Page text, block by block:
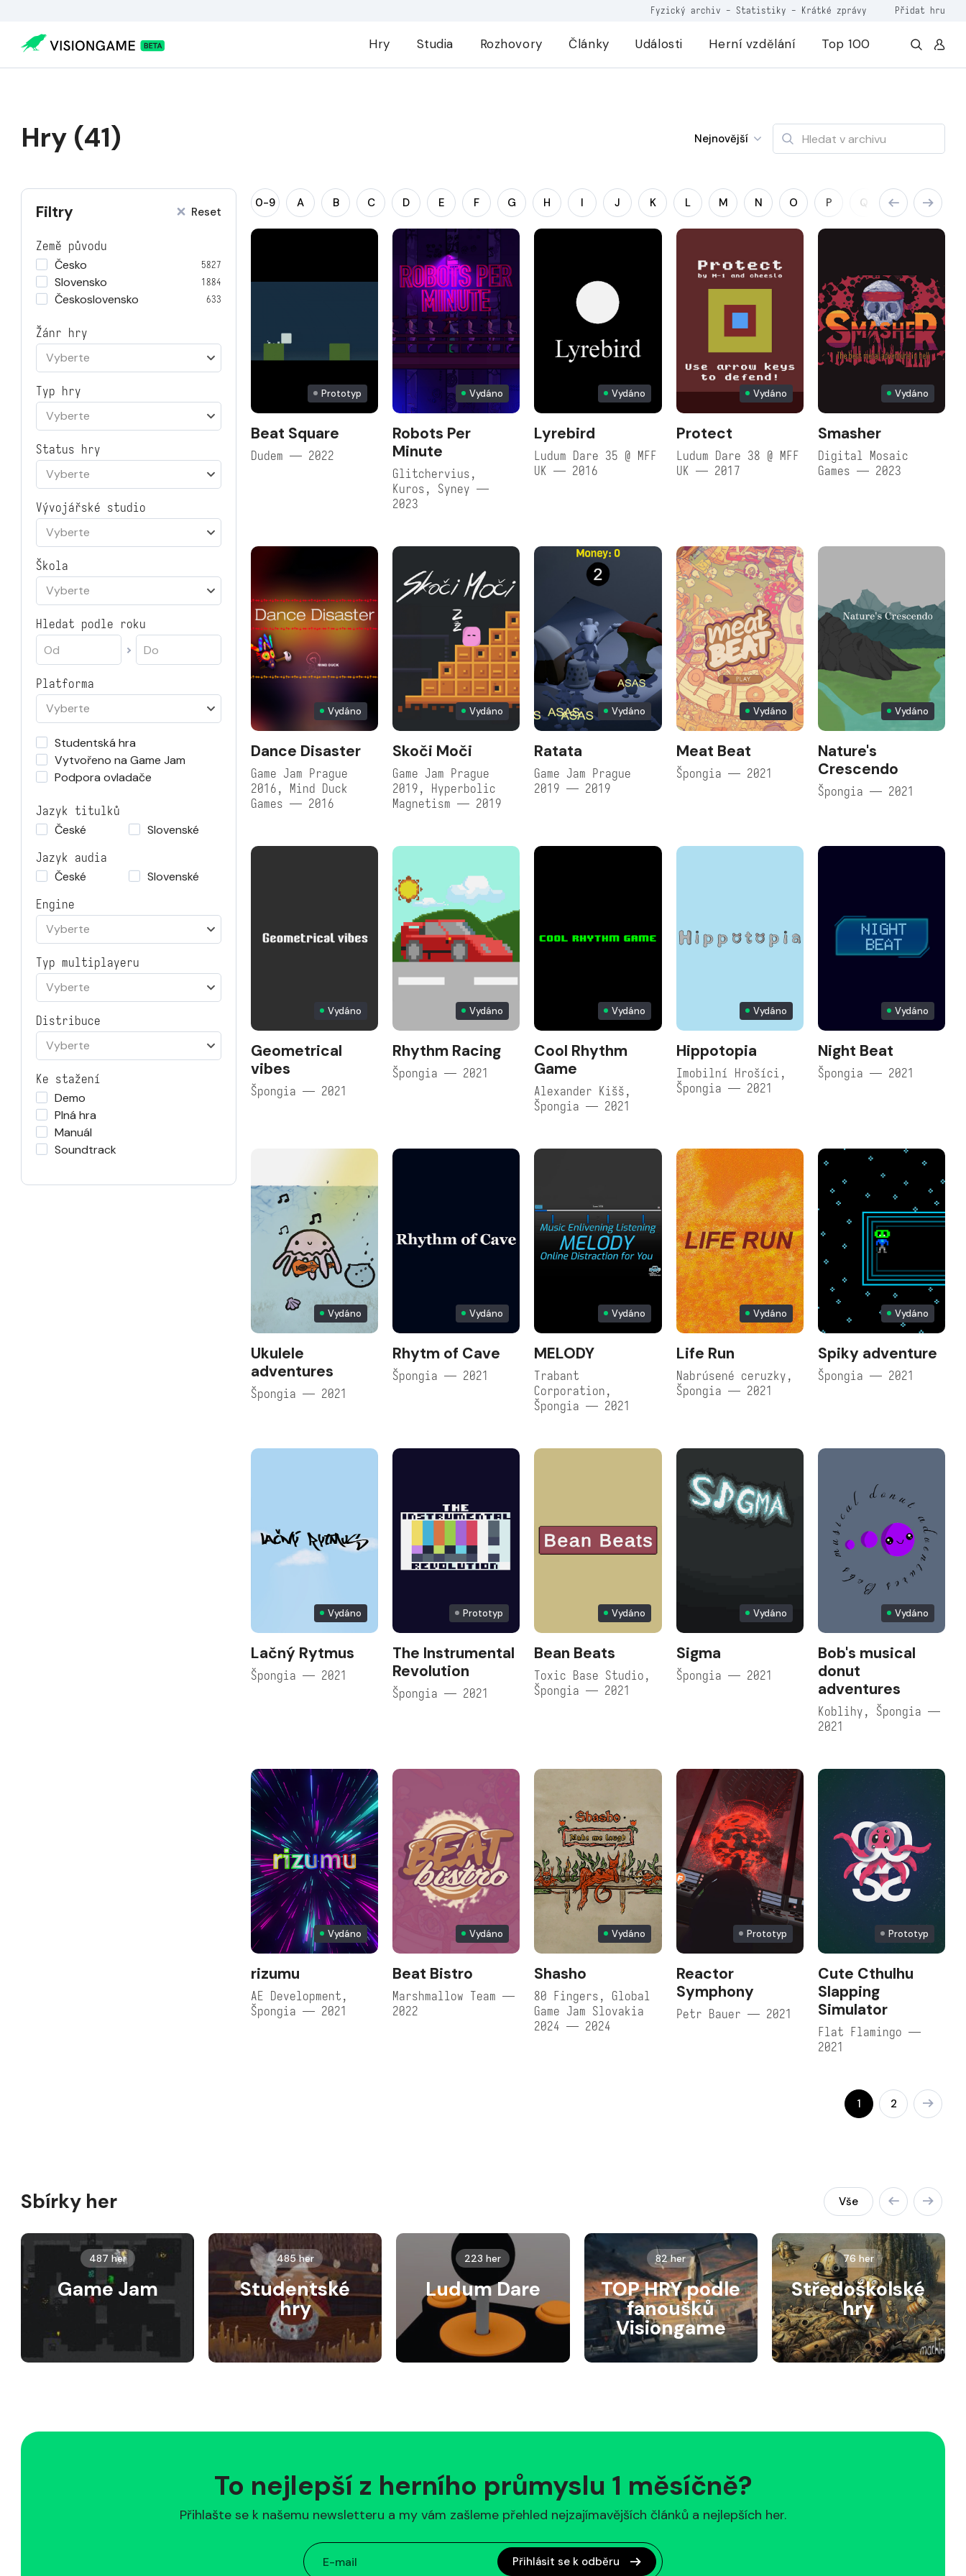
Fyzický archiv - Statistiky - Krátké zprávy Přidat hru
Hry Studia Rozhovory Články Události Herní vzdělání Top 100
Hry (41) Nejnovější
Filtry Reset
Země původu
Česko
5827
Slovensko 1884
Československo 633
Žánr hry
Vyberte
Typ hry
Vyberte
Status hry
Vyberte
Vývojářské studio
Vyberte
Škola
Vyberte
Hledat podle roku
Platforma
Vyberte
Studentská hra
Vytvořeno na Game Jam
Podpora ovladače
Jazyk titulků
České
Slovenské
Jazyk audia
České
Slovenské
Engine
Vyberte
Typ multiplayeru
Vyberte
Distribuce
Vyberte
Ke stažení
Demo
Plná hra
Manuál
Soundtrack
0-9 A B C D E F G H I J K L M N O P Q R S
Prototyp
Beat Square
Dudem — 2022
Vydáno
Robots Per
Minute
Glitchervius,
Kuros, Syney —
2023
Vydáno
Lyrebird
Ludum Dare 35 @ MFF
UK — 2016
Vydáno
Protect
Ludum Dare 38 @ MFF
UK — 2017
Vydáno
Smasher
Digital Mosaic
Games — 2023
Vydáno
Dance Disaster
Game Jam Prague
2016, Mind Duck
Games — 2016
Vydáno
Skoči Moči
Game Jam Prague
2019, Hyperbolic
Magnetism — 2019
Vydáno
Ratata
Game Jam Prague
2019 — 2019
Vydáno
Meat Beat
Špongia — 2021
Vydáno
Nature's
Crescendo
Špongia — 2021
Vydáno
Geometrical
vibes
Špongia — 2021
Vydáno
Rhythm Racing
Špongia — 2021
Vydáno
Cool Rhythm
Game
Alexander Kišš,
Špongia — 2021
Vydáno
Hippotopia
Imobilní Hrošíci,
Špongia — 2021
Vydáno
Night Beat
Špongia — 2021
Vydáno
Ukulele
adventures
Špongia — 2021
Vydáno
Rhytm of Cave
Špongia — 2021
Vydáno
MELODY
Trabant
Corporation,
Špongia — 2021
Vydáno
Life Run
Nabrúsené ceruzky,
Špongia — 2021
Vydáno
Spiky adventure
Špongia — 2021
Vydáno
Lačný Rytmus
Špongia — 2021
Prototyp
The Instrumental
Revolution
Špongia — 2021
Vydáno
Bean Beats
Toxic Base Studio,
Špongia — 2021
Vydáno
Sigma
Špongia — 2021
Vydáno
Bob's musical
donut
adventures
Koblihy, Špongia —
2021
Vydáno
rizumu
AE Development,
Špongia — 2021
Vydáno
Beat Bistro
Marshmallow Team —
2022
Vydáno
Shasho
80 Fingers, Global
Game Jam Slovakia
2024 — 2024
Prototyp
Reactor
Symphony
Petr Bauer — 2021
Prototyp
Cute Cthulhu
Slapping
Simulator
Flat Flamingo —
2021
1 2
Sbírky her Vše
487 her
Game Jam
485 her
Studentské
hry
223 her
Ludum Dare
82 her
TOP HRY podle
fanoušků
Visiongame
76 her
Středoškolské
hry
To nejlepší z herního průmyslu 1 měsíčně?
Přihlašte se k našemu newsletteru a my vám zašleme přehled nejzajímavějších článků a nejlepších her.
Přihlásit se k odběru